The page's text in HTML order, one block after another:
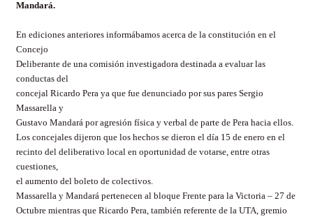
Mandará.
En ediciones anteriores informábamos acerca de la constitución en el
Concejo
Deliberante de una comisión investigadora destinada a evaluar las
conductas del
concejal Ricardo Pera ya que fue denunciado por sus pares Sergio
Massarella y
Gustavo Mandará por agresión física y verbal de parte de Pera hacia ellos.
Los concejales dijeron que los hechos se dieron el día 15 de enero en el
recinto del deliberativo local en oportunidad de votarse, entre otras
cuestiones,
el aumento del boleto de colectivos.
Massarella y Mandará pertenecen al bloque Frente para la Victoria – 27 de
Octubre mientras que Ricardo Pera, también referente de la UTA, gremio